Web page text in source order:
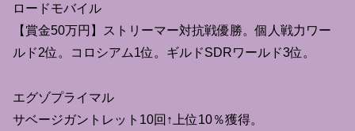
ロードモバイル
【賞金50万円】ストリーマー対抗戦優勝。個人戦力ワー
ルド2位。コロシアム1位。ギルドSDRワールド3位。
エグゾプライマル
サベージガントレット10回↑上位10％獲得。